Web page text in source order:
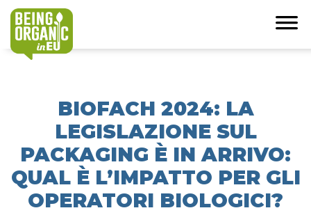
BIOFACH 2024: LA
LEGISLAZIONE SUL
PACKAGING È IN ARRIVO:
QUAL È L’IMPATTO PER GLI
OPERATORI BIOLOGICI?